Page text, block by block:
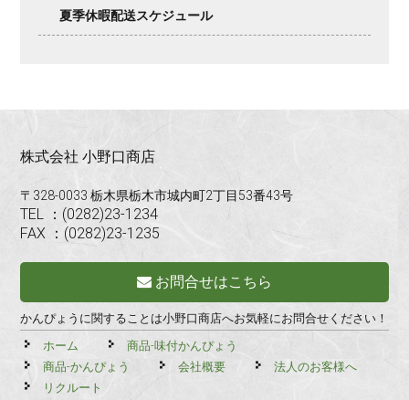
夏季休暇配送スケジュール
株式会社 小野口商店
〒328-0033 栃木県栃木市城内町2丁目53番43号
TEL ：(0282)23-1234
FAX ：(0282)23-1235
お問合せはこちら
かんぴょうに関することは小野口商店へお気軽にお問合せください！
ホーム
商品-味付かんぴょう
商品-かんぴょう
会社概要
法人のお客様へ
リクルート